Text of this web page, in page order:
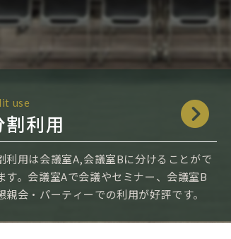
use
割利用
利用は会議室A,会議室Bに分けることがで
す。会議室Aで会議やセミナー、会議室B
親会・パーティーでの利用が好評です。